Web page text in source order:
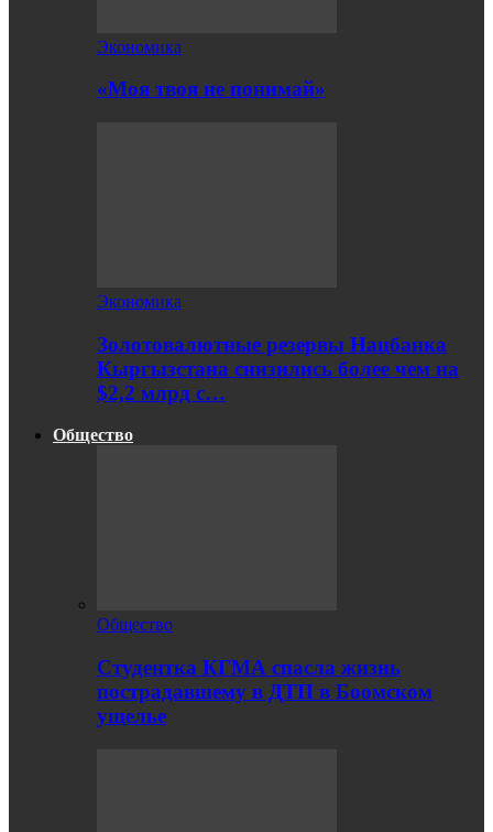
Экономика
«Моя твоя не понимай»
Экономика
Золотовалютные резервы Нацбанка
Кыргызстана снизились более чем на
$2,2 млрд с…
Общество
Общество
Студентка КГМА спасла жизнь
пострадавшему в ДТП в Боомском
ущелье